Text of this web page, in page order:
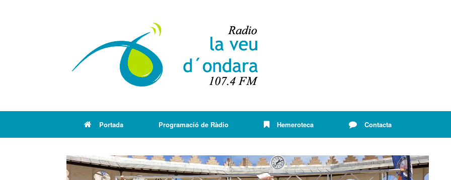
Portada Programació de Ràdio Hemeroteca Contacta